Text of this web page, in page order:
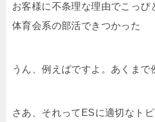
お客様に不条理な理由でこっぴ
体育会系の部活できつかった
うん、例えばですよ。あくまで
さあ、それってESに適切なト